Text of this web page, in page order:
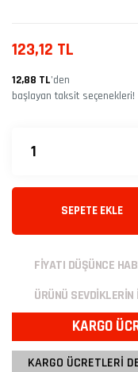
123,12 TL
12,88 TL’den
başlayan taksit seçenekleri!
SEPETE EKLE
FİYATI DÜŞÜNCE
ÜRÜNÜ
KARGO
KARGO ÜCRETLERİ